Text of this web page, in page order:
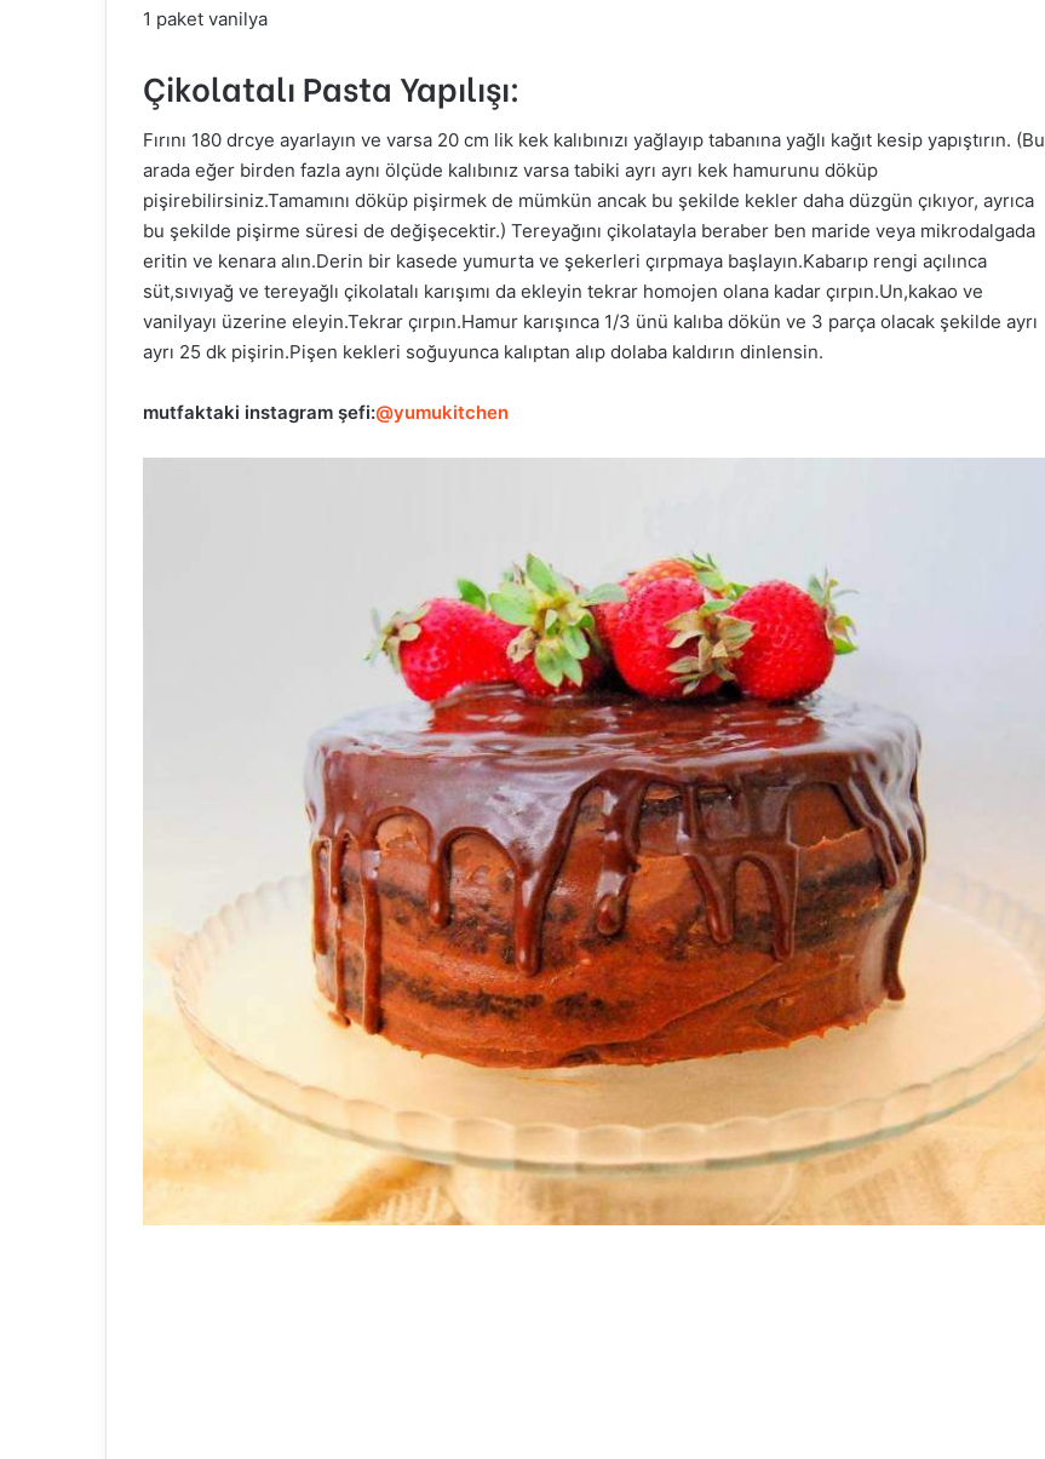
1 paket vanilya
Çikolatalı Pasta Yapılışı:
Fırını 180 drcye ayarlayın ve varsa 20 cm lik kek kalıbınızı yağlayıp tabanına yağlı kağıt kesip yapıştırın. (Bu
arada eğer birden fazla aynı ölçüde kalıbınız varsa tabiki ayrı ayrı kek hamurunu döküp
pişirebilirsiniz.Tamamını döküp pişirmek de mümkün ancak bu şekilde kekler daha düzgün çıkıyor, ayrıca
bu şekilde pişirme süresi de değişecektir.) Tereyağını çikolatayla beraber ben maride veya mikrodalgada
eritin ve kenara alın.Derin bir kasede yumurta ve şekerleri çırpmaya başlayın.Kabarıp rengi açılınca
süt,sıvıyağ ve tereyağlı çikolatalı karışımı da ekleyin tekrar homojen olana kadar çırpın.Un,kakao ve
vanilyayı üzerine eleyin.Tekrar çırpın.Hamur karışınca 1/3 ünü kalıba dökün ve 3 parça olacak şekilde ayrı
ayrı 25 dk pişirin.Pişen kekleri soğuyunca kalıptan alıp dolaba kaldırın dinlensin.
mutfaktaki instagram şefi:@yumukitchen